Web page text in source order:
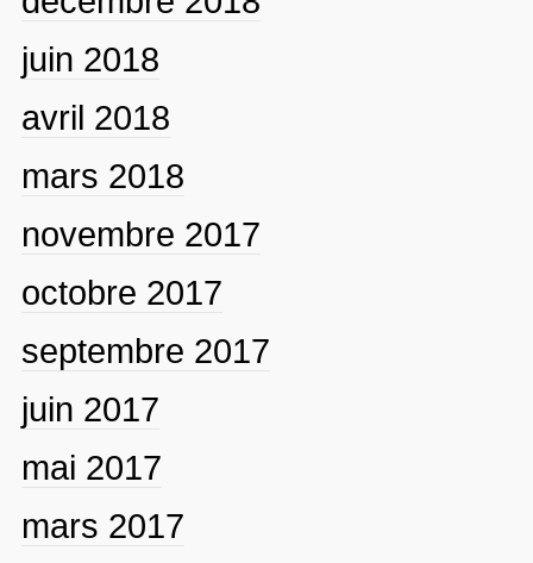
juin 2018
avril 2018
mars 2018
novembre 2017
octobre 2017
septembre 2017
juin 2017
mai 2017
mars 2017